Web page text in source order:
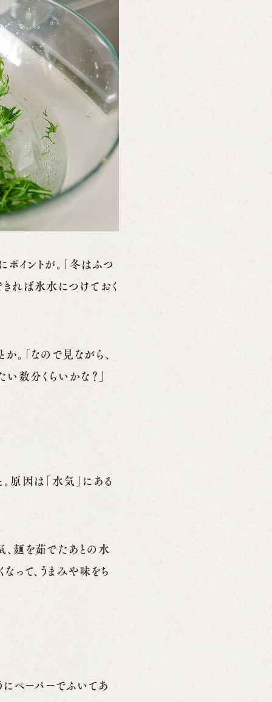
ポイントが。「冬はふつ
きれば氷水につけておく
。「なので見ながら、
い数分くらいかな？」
原因は「水気」にある
、麺を茹でたあとの水
って、うまみや味をち
にペーパーでふいてあ